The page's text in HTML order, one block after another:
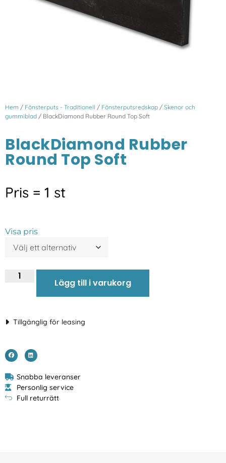
Hem / Fönsterputs - Traditionell / Fönsterputsredskap / Skenor och
gummiblad / BlackDiamond Rubber Round Top Soft
BlackDiamond Rubber
Round Top Soft
Pris = 1 st
Visa pris
Lägg till i varukorg
Tillgänglig för leasing
Snabba leveranser
Personlig service
Full returrätt